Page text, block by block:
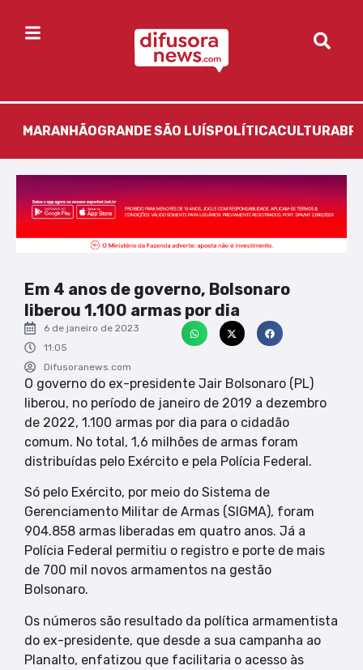
MARANHÃOGRANDE SÃO LUÍS POLÍTICACULTURA
Em 4 anos de governo, Bolsonaro
liberou 1.100 armas por dia
6 de janeiro de 2023
11:05
Difusoranews.com
O governo do ex-presidente Jair Bolsonaro (PL)
liberou, no período de janeiro de 2019 a dezembro
de 2022, 1.100 armas por dia para o cidadão
comum. No total, 1,6 milhões de armas foram
distribuídas pelo Exército e pela Polícia Federal.
Só pelo Exército, por meio do Sistema de
Gerenciamento Militar de Armas (SIGMA), foram
904.858 armas liberadas em quatro anos. Já a
Polícia Federal permitiu o registro e porte de mais
de 700 mil novos armamentos na gestão
Bolsonaro.
Os números são resultado da política armamentista
do ex-presidente, que desde a sua campanha ao
Planalto, enfatizou que facilitaria o acesso às